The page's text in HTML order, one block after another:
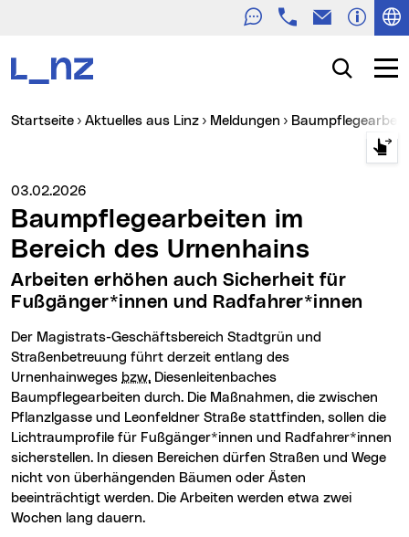
TelefonE-Mail
Suche
Sie sind hier:
Startseite Aktuelles aus Linz Meldungen
Medienservice vom:
03.02.2026
Baumpflegearbeiten im
Bereich des Urnenhains
Arbeiten erhöhen auch Sicherheit für
Fußgänger*innen und Radfahrer*innen
Der Magistrats-Geschäftsbereich Stadtgrün und
Straßenbetreuung führt derzeit entlang des
Urnenhainweges bzw. Diesenleitenbaches
Baumpflegearbeiten durch. Die Maßnahmen, die zwischen
Pflanzlgasse und Leonfeldner Straße stattfinden, sollen die
Lichtraumprofile für Fußgänger*innen und Radfahrer*innen
sicherstellen. In diesen Bereichen dürfen Straßen und Wege
nicht von überhängenden Bäumen oder Ästen
beeinträchtigt werden. Die Arbeiten werden etwa zwei
Wochen lang dauern.